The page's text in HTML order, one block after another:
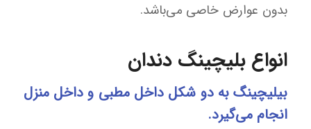
بدون عوارض خاصی می‌باشد.
انواع بلیچینگ دندان
بیلیچینگ به دو شکل داخل مطبی و داخل منزل
انجام می‌گیرد.